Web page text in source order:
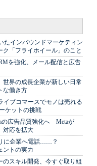
たインバウンドマーケティン
ク「フライホイール」のこと
を強化、メール配信と広告
世界の成長企業が新しい日常
な働き方
イブコマースでモノは売れる
ケットの挑戦
の広告品質強化へ Metaが
対応を拡大
に企業へ電話……？
ントの実力
のスキル開発、今すぐ取り組